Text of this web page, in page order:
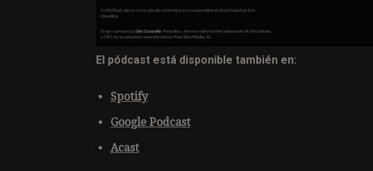
El pódcast está disponible también en:
Spotify
Google Podcast
Acast